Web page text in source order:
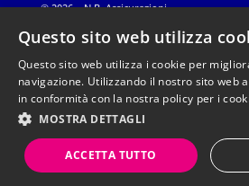
© 2026 – N.B. Assicurazioni
Inviando un messaggio tramite WhatsApp,
nostra <a href="/privacy-policy/"
weight:700;">Privacy Policy</a>. Il sito ha
come indicato nei <a href="/termini-e-
Questo sito web utilizza
Questo sito web utilizza i cookie per
navigazione. Utilizzando il nostro sito web
in conformità con la nostra policy per i
MOSTRA DETTAGLI
ACCETTA TUTTO